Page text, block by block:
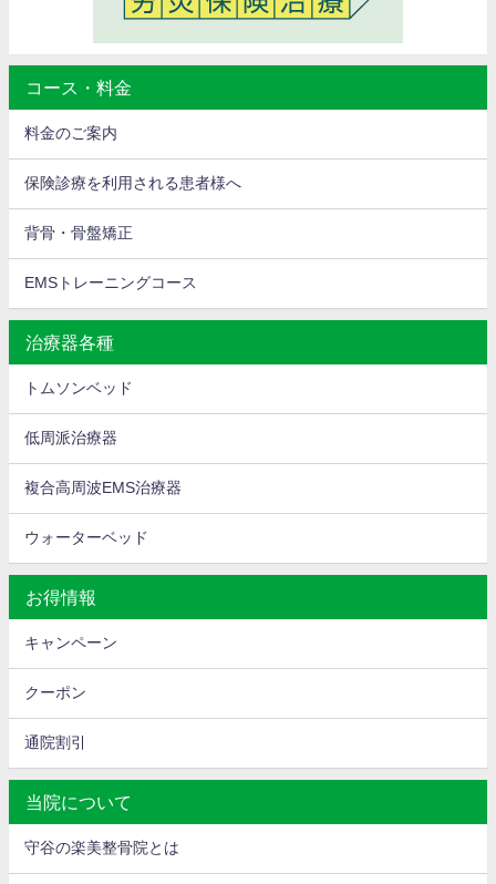
コース・料金
料金のご案内
保険診療を利用される患者様へ
背骨・骨盤矯正
EMSトレーニングコース
治療器各種
トムソンベッド
低周派治療器
複合高周波EMS治療器
ウォーターベッド
お得情報
キャンペーン
クーポン
通院割引
当院について
守谷の楽美整骨院とは